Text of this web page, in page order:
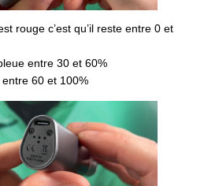
rouge c’est qu’il reste entre 0 et
entre 30 et 60%
60 et 100%